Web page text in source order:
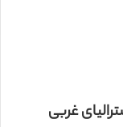
غربی